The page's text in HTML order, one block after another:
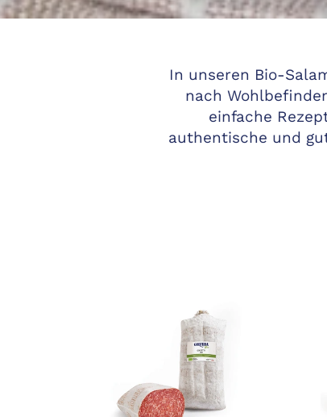
In unseren Bio-
nach
einfache
authentische und